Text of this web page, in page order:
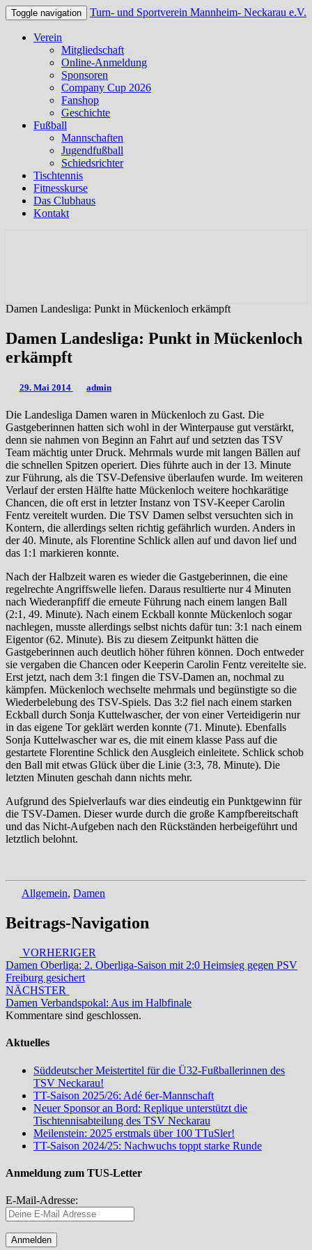
Toggle navigation Turn- und Sportverein Mannheim- Neckarau e.V.
Verein
Mitgliedschaft
Online-Anmeldung
Sponsoren
Company Cup 2026
Fanshop
Geschichte
Fußball
Mannschaften
Jugendfußball
Schiedsrichter
Tischtennis
Fitnesskurse
Das Clubhaus
Kontakt
Damen Landesliga: Punkt in Mückenloch erkämpft
Damen Landesliga: Punkt in Mückenloch
erkämpft
29. Mai 2014 admin
Die Landesliga Damen waren in Mückenloch zu Gast. Die
Gastgeberinnen hatten sich wohl in der Winterpause gut verstärkt,
denn sie nahmen von Beginn an Fahrt auf und setzten das TSV
Team mächtig unter Druck. Mehrmals wurde mit langen Bällen auf
die schnellen Spitzen operiert. Dies führte auch in der 13. Minute
zur Führung, als die TSV-Defensive überlaufen wurde. Im weiteren
Verlauf der ersten Hälfte hatte Mückenloch weitere hochkarätige
Chancen, die oft erst in letzter Instanz von TSV-Keeper Carolin
Fentz vereitelt wurden. Die TSV Damen selbst versuchten sich in
Kontern, die allerdings selten richtig gefährlich wurden. Anders in
der 40. Minute, als Florentine Schlick allen auf und davon lief und
das 1:1 markieren konnte.
Nach der Halbzeit waren es wieder die Gastgeberinnen, die eine
regelrechte Angriffswelle liefen. Daraus resultierte nur 4 Minuten
nach Wiederanpfiff die erneute Führung nach einem langen Ball
(2:1, 49. Minute). Nach einem Eckball konnte Mückenloch sogar
nachlegen, musste allerdings selbst nichts dafür tun: 3:1 nach einem
Eigentor (62. Minute). Bis zu diesem Zeitpunkt hätten die
Gastgeberinnen auch deutlich höher führen können. Doch entweder
sie vergaben die Chancen oder Keeperin Carolin Fentz vereitelte sie.
Erst jetzt, nach dem 3:1 fingen die TSV-Damen an, nochmal zu
kämpfen. Mückenloch wechselte mehrmals und begünstigte so die
Wiederbelebung des TSV-Spiels. Das 3:2 fiel nach einem starken
Eckball durch Sonja Kuttelwascher, der von einer Verteidigerin nur
in das eigene Tor geklärt werden konnte (71. Minute). Ebenfalls
Sonja Kuttelwascher war es, die mit einem klasse Pass auf die
gestartete Florentine Schlick den Ausgleich einleitete. Schlick schob
den Ball mit etwas Glück über die Linie (3:3, 78. Minute). Die
letzten Minuten geschah dann nichts mehr.
Aufgrund des Spielverlaufs war dies eindeutig ein Punktgewinn für
die TSV-Damen. Dieser wurde durch die große Kampfbereitschaft
und das Nicht-Aufgeben nach den Rückständen herbeigeführt und
letztlich belohnt.
Allgemein, Damen
Beitrags-Navigation
VORHERIGER
Damen Oberliga: 2. Oberliga-Saison mit 2:0 Heimsieg gegen PSV
Freiburg gesichert
NÄCHSTER
Damen Verbandspokal: Aus im Halbfinale
Kommentare sind geschlossen.
Aktuelles
Süddeutscher Meistertitel für die Ü32-Fußballerinnen des
TSV Neckarau!
TT-Saison 2025/26: Adé 6er-Mannschaft
Neuer Sponsor an Bord: Replique unterstützt die
Tischtennisabteilung des TSV Neckarau
Meilenstein: 2025 erstmals über 100 TTuSler!
TT-Saison 2024/25: Nachwuchs toppt starke Runde
Anmeldung zum TUS-Letter
E-Mail-Adresse: